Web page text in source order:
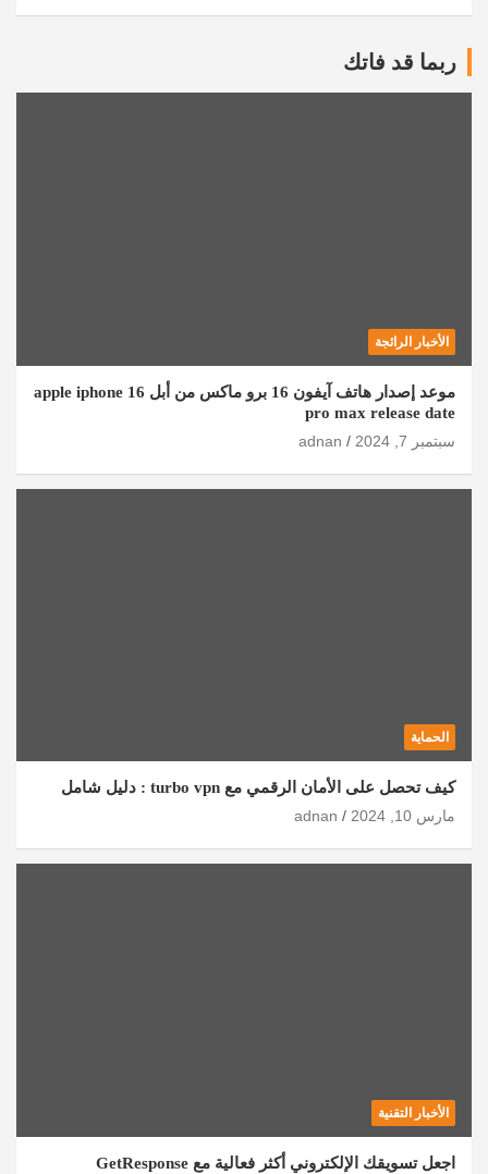
ربما قد فاتك
الأخبار الرائجة
موعد إصدار هاتف آيفون 16 برو ماكس من أبل apple iphone 16
pro max release date
سبتمبر 7, 2024
adnan
الحماية
كيف تحصل على الأمان الرقمي مع turbo vpn : دليل شامل
مارس 10, 2024
adnan
الأخبار التقنية
اجعل تسويقك الإلكتروني أكثر فعالية مع GetResponse